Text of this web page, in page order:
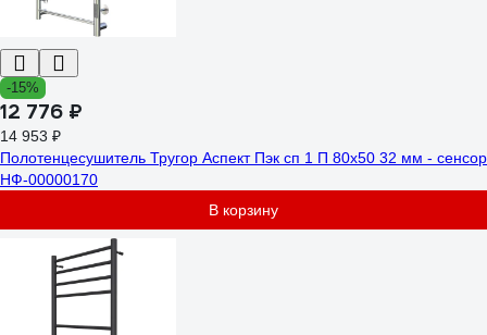
-15%
12 776 ₽
14 953 ₽
Полотенцесушитель Тругор Аспект Пэк сп 1 П 80х50 32 мм - сенсор
НФ-00000170
В корзину